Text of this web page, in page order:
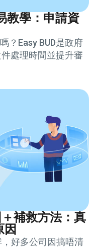
教學：申請資
？Easy BUD是政府
處理時間並提升審
補救方法：真
因
好多公司因搞唔清